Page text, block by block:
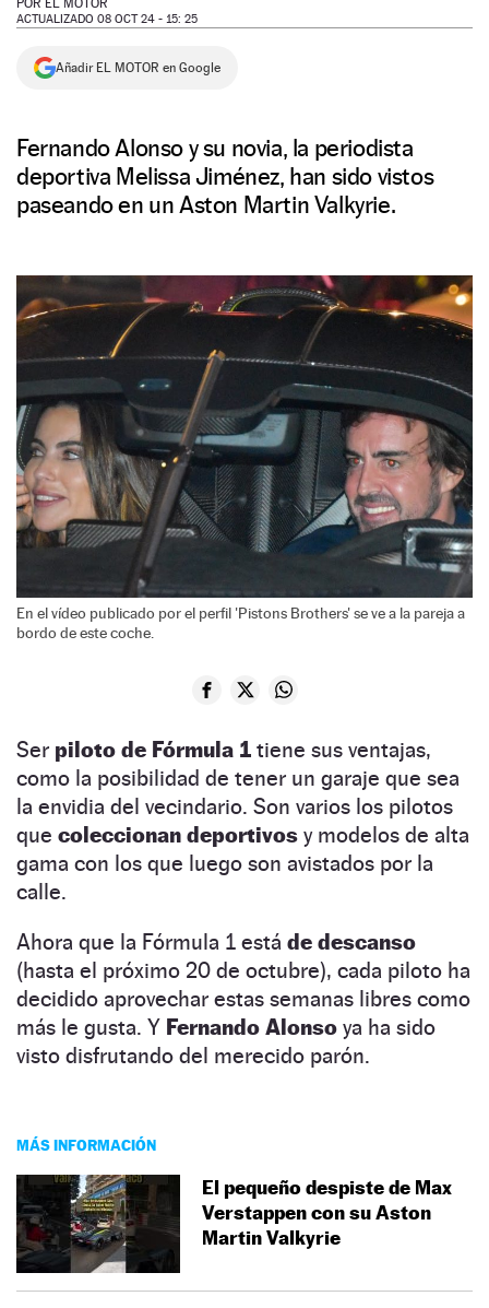
NEWSLETTER
POR EL MOTOR
ACTUALIZADO 08 OCT 24 - 15: 25
Añadir EL MOTOR en Google
Fernando Alonso y su novia, la periodista
deportiva Melissa Jiménez, han sido vistos
paseando en un Aston Martin Valkyrie.
En el vídeo publicado por el perfil 'Pistons Brothers' se ve a la pareja a
bordo de este coche.
Ser piloto de Fórmula 1 tiene sus ventajas,
como la posibilidad de tener un garaje que sea
la envidia del vecindario. Son varios los pilotos
que coleccionan deportivos y modelos de alta
gama con los que luego son avistados por la
calle.
Ahora que la Fórmula 1 está de descanso
(hasta el próximo 20 de octubre), cada piloto ha
decidido aprovechar estas semanas libres como
más le gusta. Y Fernando Alonso ya ha sido
visto disfrutando del merecido parón.
MÁS INFORMACIÓN
El pequeño despiste de Max
Verstappen con su Aston
Martin Valkyrie